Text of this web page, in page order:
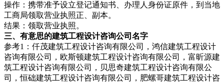
操作：携带准予设立登记通知书、办理人身份证原件，到当地
工商局领取营业执照正、副本。
结果：领取营业执照。
三、有意思的建筑工程设计咨询公司名字
参考1：仟茂建筑工程设计咨询有限公司，鸿信建筑工程设计
咨询有限公司，欧斯顿建筑工程设计咨询有限公司，富昕源建
筑工程设计咨询有限公司，贝思奇建筑工程设计咨询有限公
司，恒础建筑工程设计咨询有限公司，肥螺哥建筑工程设计咨